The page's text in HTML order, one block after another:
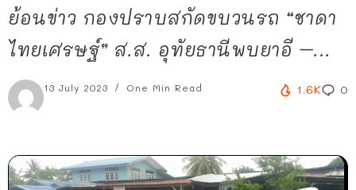
ย้อนข่าว กองปราบสกัดขบวนรถ “ชาดา
ไทยเศรษฐ์” ส.ส. อุทัยธานีพบยาอี –...
13 July 2023 One Min Read 1.6K 0